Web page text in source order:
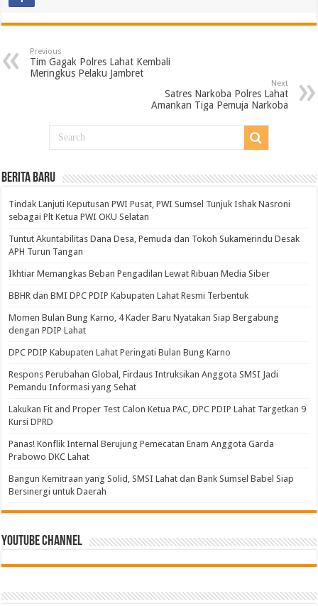
Previous
Tim Gagak Polres Lahat Kembali
Meringkus Pelaku Jambret
Next
Satres Narkoba Polres Lahat
Amankan Tiga Pemuja Narkoba
BERITA BARU
Tindak Lanjuti Keputusan PWI Pusat, PWI Sumsel Tunjuk Ishak Nasroni
sebagai Plt Ketua PWI OKU Selatan
Tuntut Akuntabilitas Dana Desa, Pemuda dan Tokoh Sukamerindu Desak
APH Turun Tangan
Ikhtiar Memangkas Beban Pengadilan Lewat Ribuan Media Siber
BBHR dan BMI DPC PDIP Kabupaten Lahat Resmi Terbentuk
Momen Bulan Bung Karno, 4 Kader Baru Nyatakan Siap Bergabung
dengan PDIP Lahat
DPC PDIP Kabupaten Lahat Peringati Bulan Bung Karno
Respons Perubahan Global, Firdaus Intruksikan Anggota SMSI Jadi
Pemandu Informasi yang Sehat
Lakukan Fit and Proper Test Calon Ketua PAC, DPC PDIP Lahat Targetkan 9
Kursi DPRD
Panas! Konflik Internal Berujung Pemecatan Enam Anggota Garda
Prabowo DKC Lahat
Bangun Kemitraan yang Solid, SMSI Lahat dan Bank Sumsel Babel Siap
Bersinergi untuk Daerah
Youtube Channel